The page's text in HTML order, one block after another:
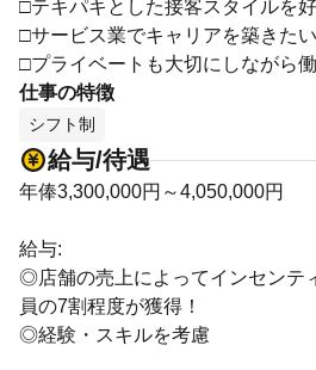
□テキパキとした接客スタイルを
□サービス業でキャリアを築きた
□プライベートも大切にしながら
仕事の特徴
シフト制
給与/待遇
年俸3,300,000円～4,050,000円
給与:
◎店舗の売上によってインセンテ
員の7割程度が獲得！
◎経験・スキルを考慮